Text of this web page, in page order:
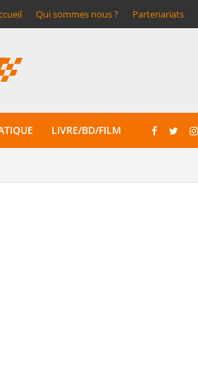
Qui sommes nous ? Partenariats
LIVRE/BD/FILM